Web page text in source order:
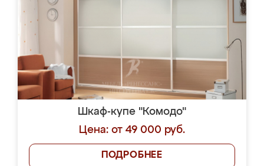
Шкаф-купе "Комодо"
Цена: от 49 000 руб.
ПОДРОБНЕЕ